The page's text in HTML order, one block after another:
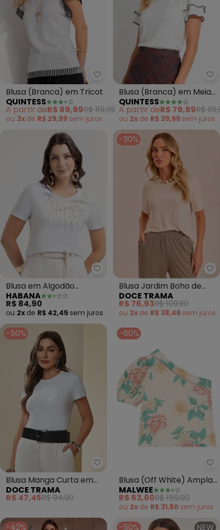
Quintess - Blusa (Branca) em
Blusa (Branca) em Tricot
QUINTESS
A partir deR$ 89,99R$ 119,99
ou 3x de R$ 29,99 sem juros
Blusa (Branca) em Meia
Malha Texturizada Poá
QUINTESS
A partir deR$ 79,99R$
ou 2x de R$ 39,99 sem juros
Habana -
Blusa em Algodão
(Branco )
HABANA
R$ 84,90
ou 2x de R$ 42,45 sem juros
-30%
Blusa Jardim Boho de
Manga Curta (Branco)
DOCE TRAMA
R$ 76,93R$ 109,90
ou 2x de R$ 38,46 sem juros
-50%
Doce Trama - Blusa Manga
Blusa Manga Curta em
Ribana (Branco)
DOCE TRAMA
R$ 47,45R$ 94,90
-60%
Blusa (Off White) Ampla
Floral Maquinetada
MALWEE
R$ 63,60R$ 159,00
ou 2x de R$ 31,80 sem juros
-42% -50% NEW